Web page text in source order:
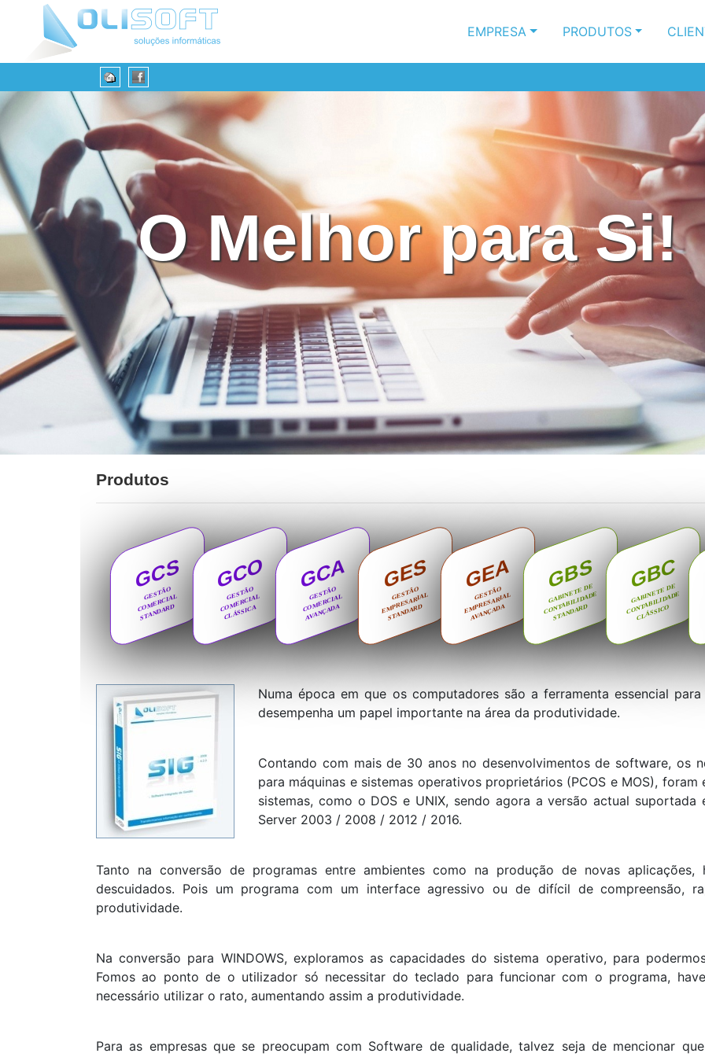
EMPRESA PRODUTOS
O Melhor para Si!
Produtos
GCS
GESTÃO
COMERCIAL
STANDARD
GCO
GESTÃO
COMERCIAL
CLÁSSICA
GCA
GESTÃO
COMERCIAL
AVANÇADA
GES
GESTÃO
EMPRESARIAL
STANDARD
GEA
GESTÃO
EMPRESARIAL
AVANÇADA
GBS
GABINETE DE
CONTABILIDADE
STANDARD
GBC
GABINETE DE
CONTABILIDADE
CLÁSSICO
Numa época em que os computadores são a ferramenta essencial
desempenha um papel importante na área da produtividade.
Contando com mais de 30 anos no desenvolvimentos de software, os
para máquinas e sistemas operativos proprietários (PCOS e MOS),
sistemas, como o DOS e UNIX, sendo agora a versão actual
Server 2003 / 2008 / 2012 / 2016.
Tanto na conversão de programas entre ambientes como na produção de novas
descuidados. Pois um programa com um interface agressivo ou de difícil de compreensão,
produtividade.
Na conversão para WINDOWS, exploramos as capacidades do sistema operativo, para
Fomos ao ponto de o utilizador só necessitar do teclado para funcionar com o programa,
necessário utilizar o rato, aumentando assim a produtividade.
Para as empresas que se preocupam com Software de qualidade, talvez seja de mencionar